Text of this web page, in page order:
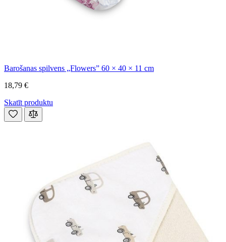
Barošanas spilvens „Flowers” 60 × 40 × 11 cm
18,79 €
Skatīt produktu